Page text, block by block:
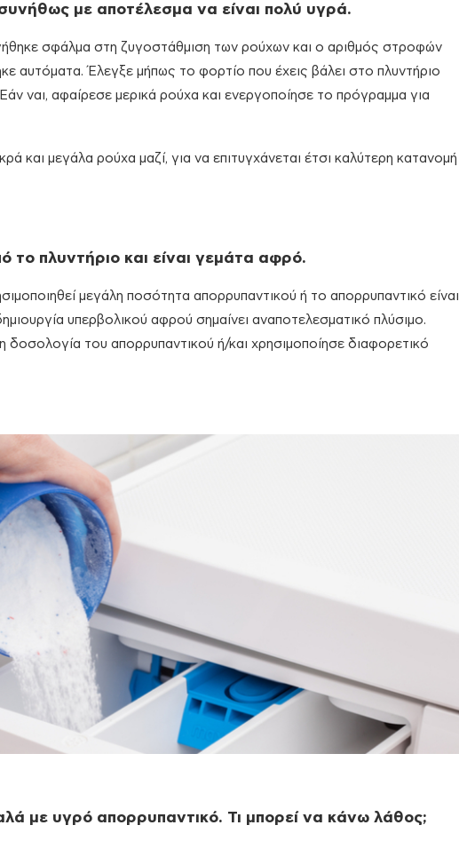
με αποτέλεσμα να είναι πολύ υγρά.
σφάλμα στη ζυγοστάθμιση των ρούχων και ο αριθμός στροφών
αυτόματα. Έλεγξε μήπως το φορτίο που έχεις βάλει στο πλυντήριο
ναι, αφαίρεσε μερικά ρούχα και ενεργοποίησε το πρόγραμμα για
και μεγάλα ρούχα μαζί, για να επιτυγχάνεται έτσι καλύτερη κατανομή
πλυντήριο και είναι γεμάτα αφρό.
μεγάλη ποσότητα απορρυπαντικού ή το απορρυπαντικό είναι
υπερβολικού αφρού σημαίνει αναποτελεσματικό πλύσιμο.
δοσολογία του απορρυπαντικού ή/και χρησιμοποίησε διαφορετικό
με υγρό απορρυπαντικό. Τι μπορεί να κάνω λάθος;